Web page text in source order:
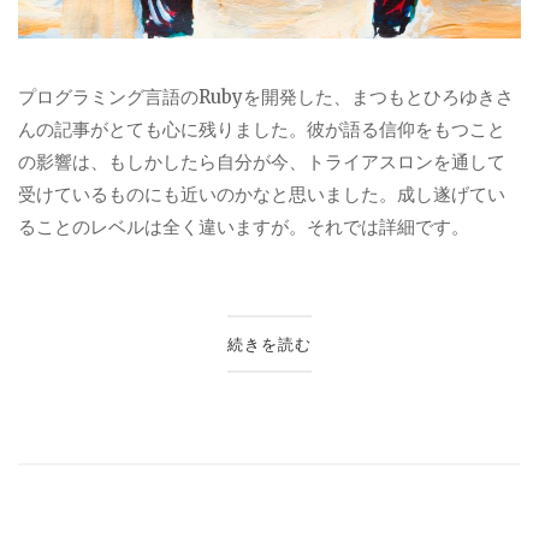
プログラミング言語のRubyを開発した、まつもとひろゆきさ
んの記事がとても心に残りました。彼が語る信仰をもつこと
の影響は、もしかしたら自分が今、トライアスロンを通して
受けているものにも近いのかなと思いました。成し遂げてい
ることのレベルは全く違いますが。それでは詳細です。
続きを読む